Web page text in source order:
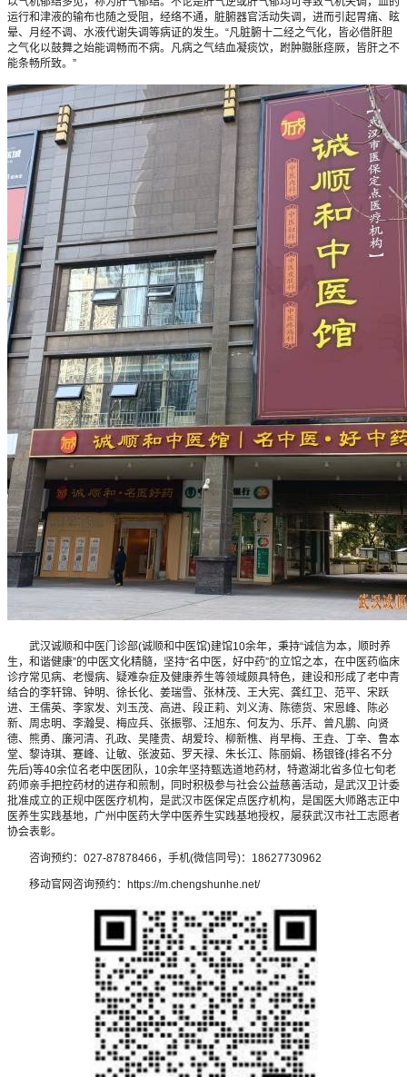
运行和津液的输布也随之受阻，经络不通，脏腑器官活动失调，进而引起胃痛、眩
晕、月经不调、水液代谢失调等病证的发生。“凡脏腑十二经之气化，皆必借肝胆
之气化以鼓舞之始能调畅而不病。凡病之气结血凝痰饮，跗肿臌胀痉厥，皆肝之不
能条畅所致。”
武汉诚顺和中医门诊部(诚顺和中医馆)建馆10余年，秉持“诚信为本，顺时养
生，和谐健康”的中医文化精髓，坚持“名中医，好中药”的立馆之本，在中医药临床
诊疗常见病、老慢病、疑难杂症及健康养生等领域颇具特色，建设和形成了老中青
结合的李轩锦、钟明、徐长化、姜瑞雪、张林茂、王大宪、龚红卫、范平、宋跃
进、王儒英、李家发、刘玉茂、高进、段正莉、刘义涛、陈德货、宋恩峰、陈必
新、周忠明、李瀚旻、梅应兵、张振鄂、汪旭东、何友为、乐芹、曾凡鹏、向贤
德、熊勇、廉河清、孔政、吴隆贵、胡爱玲、柳新樵、肖早梅、王垚、丁辛、鲁本
堂、黎诗琪、蹇峰、让敏、张波茹、罗天禄、朱长江、陈丽娟、杨银锋(排名不分
先后)等40余位名老中医团队，10余年坚持甄选道地药材，特邀湖北省多位七旬老
药师亲手把控药材的进存和煎制，同时积极参与社会公益慈善活动，是武汉卫计委
批准成立的正规中医医疗机构，是武汉市医保定点医疗机构，是国医大师路志正中
医养生实践基地，广州中医药大学中医养生实践基地授权，屡获武汉市社工志愿者
协会表彰。
咨询预约：027-87878466，手机(微信同号)：18627730962
移动官网咨询预约：https://m.chengshunhe.net/